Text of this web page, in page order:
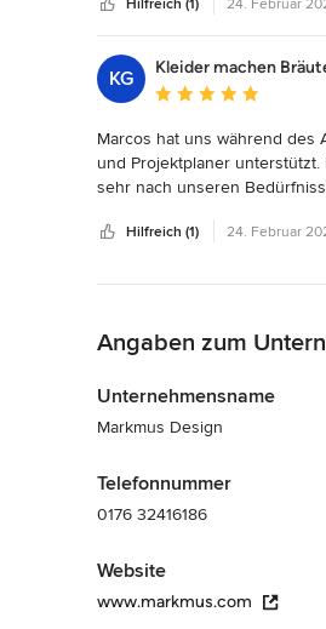
Hilfreich (1) 24. Februar
KG
Kleider machen
Durchschnittliche
Marcos hat uns während des
und Projektplaner
sehr nach unseren
auszuarbeiten. Auch vorher
Herzlichen Dank für Alles!
Hilfreich (1) 24. Februar
Angaben zum
Unternehmensname
Markmus Design
Telefonnummer
0176 32416186
Website
www.markmus.com